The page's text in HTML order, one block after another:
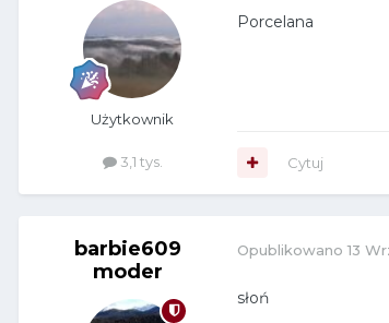
Użytkownik
3,1 tys.
Porcelana
Cytuj
barbie609
moder
Opublikowano13
słoń